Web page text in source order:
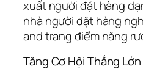
xuất người đặt hàng
nhà người đặt hàng
and trang điểm năng
Tăng Cơ Hội Thắng Lớn